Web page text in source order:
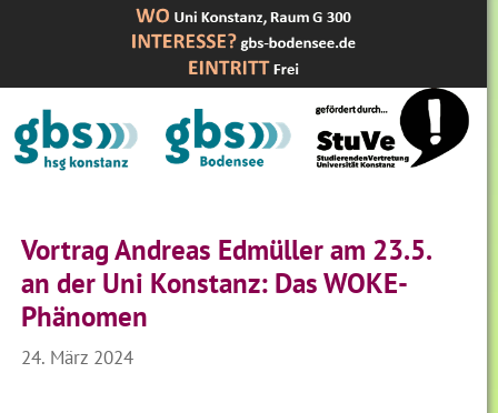
Vortrag Andreas Edmüller am 23.5.
an der Uni Konstanz: Das WOKE-
Phänomen
24. März 2024